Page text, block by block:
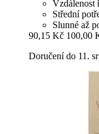
Vzdálenost
Střední
Slunné až
90,15 Kč 100,00
Doručení do 11.